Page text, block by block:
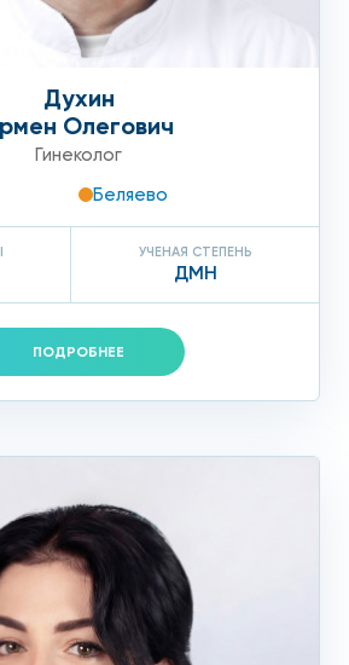
лечения цитомегаловируса
диагностика – исследование крови
вирусу. Обнаружение
М указывает на острое
требуется лечение. Если
была. Лечение в этой ситуации не
инфекции назначаются
направленные на
средства, обладающие
противовирусную терапию
показаниям, интерфероны для
можно применять с 13 недель
сохранения
прерывании решается в
Духин
Олегович
Гинеколог
Беляево
УЧЕНАЯ СТЕПЕНЬ
ДМН
ПОДРОБНЕЕ